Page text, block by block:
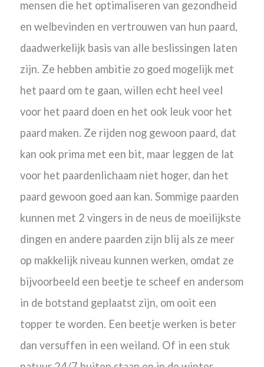
mensen die het optimaliseren van gezondheid
en welbevinden en vertrouwen van hun paard,
daadwerkelijk basis van alle beslissingen laten
zijn. Ze hebben ambitie zo goed mogelijk met
het paard om te gaan, willen echt heel veel
voor het paard doen en het ook leuk voor het
paard maken. Ze rijden nog gewoon paard, dat
kan ook prima met een bit, maar leggen de lat
voor het paardenlichaam niet hoger, dan het
paard gewoon goed aan kan. Sommige paarden
kunnen met 2 vingers in de neus de moeilijkste
dingen en andere paarden zijn blij als ze meer
op makkelijk niveau kunnen werken, omdat ze
bijvoorbeeld een beetje te scheef en andersom
in de botstand geplaatst zijn, om ooit een
topper te worden. Een beetje werken is beter
dan versuffen in een weiland. Of in een stuk